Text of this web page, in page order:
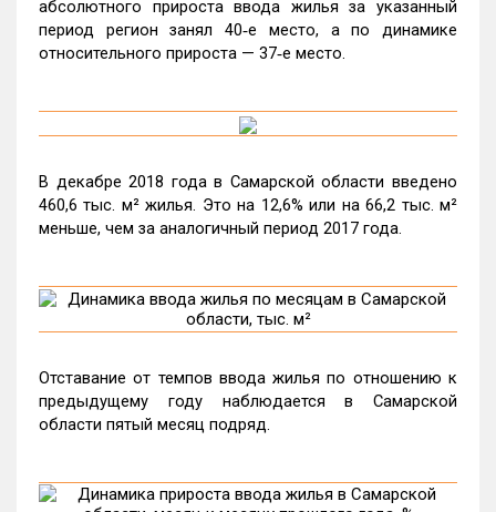
абсолютного прироста ввода жилья за указанный
период регион занял 40‑е место, а по динамике
относительного прироста — 37‑е место.
В декабре 2018 года в Самарской области введено
460,6 тыс. м² жилья. Это на 12,6% или на 66,2 тыс. м²
меньше, чем за аналогичный период 2017 года.
Отставание от темпов ввода жилья по отношению к
предыдущему году наблюдается в Самарской
области пятый месяц подряд.